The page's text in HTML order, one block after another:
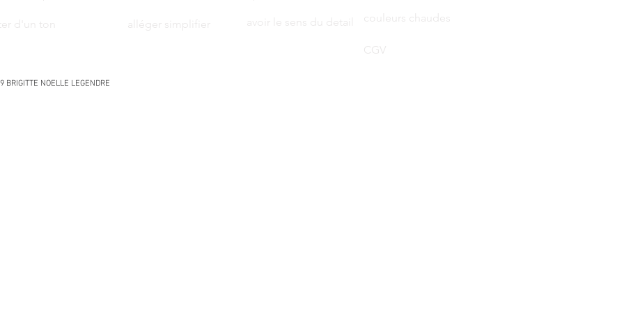
d'un ton alléger simplifier avoir le sens du detail
couleurs chaudes
CGV
BRIGITTE NOELLE LEGENDRE